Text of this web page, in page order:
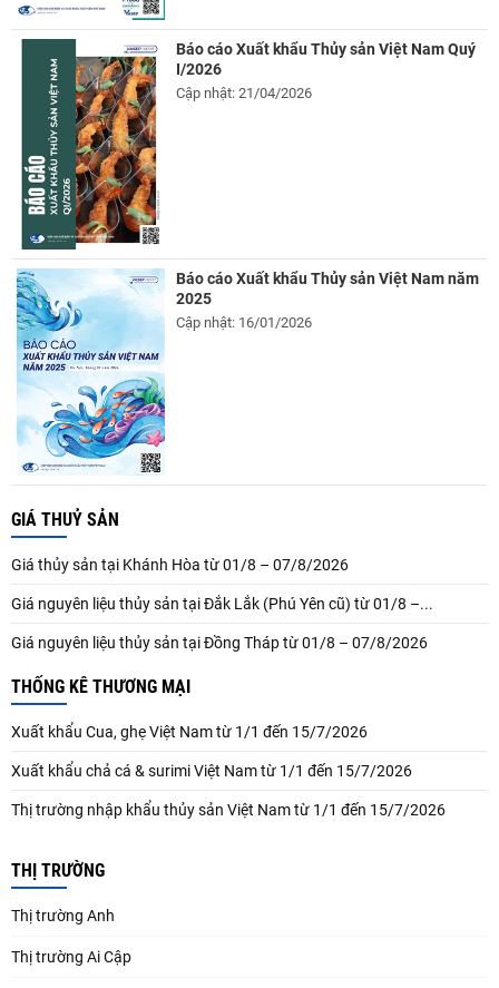
Báo cáo Xuất khẩu Thủy sản Việt Nam Quý
I/2026
Cập nhật: 21/04/2026
Báo cáo Xuất khẩu Thủy sản Việt Nam năm
2025
Cập nhật: 16/01/2026
GIÁ THUỶ SẢN
Giá thủy sản tại Khánh Hòa từ 01/8 – 07/8/2026
Giá nguyên liệu thủy sản tại Đắk Lắk (Phú Yên cũ) từ 01/8 –...
Giá nguyên liệu thủy sản tại Đồng Tháp từ 01/8 – 07/8/2026
THỐNG KÊ THƯƠNG MẠI
Xuất khẩu Cua, ghẹ Việt Nam từ 1/1 đến 15/7/2026
Xuất khẩu chả cá & surimi Việt Nam từ 1/1 đến 15/7/2026
Thị trường nhập khẩu thủy sản Việt Nam từ 1/1 đến 15/7/2026
THỊ TRƯỜNG
Thị trường Anh
Thị trường Ai Cập